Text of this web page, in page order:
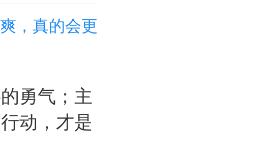
，真的会更
勇气；主
动，才是